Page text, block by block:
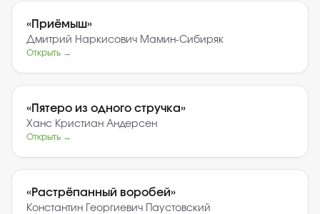
«Приёмыш»
Дмитрий Наркисович Мамин-Сибиряк
Открыть →
«Пятеро из одного стручка»
Ханс Кристиан Андерсен
Открыть →
«Растрёпанный воробей»
Константин Георгиевич Паустовский